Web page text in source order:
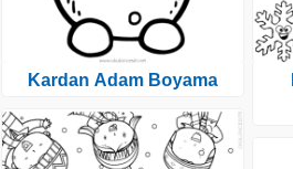
Kardan Adam Boyama